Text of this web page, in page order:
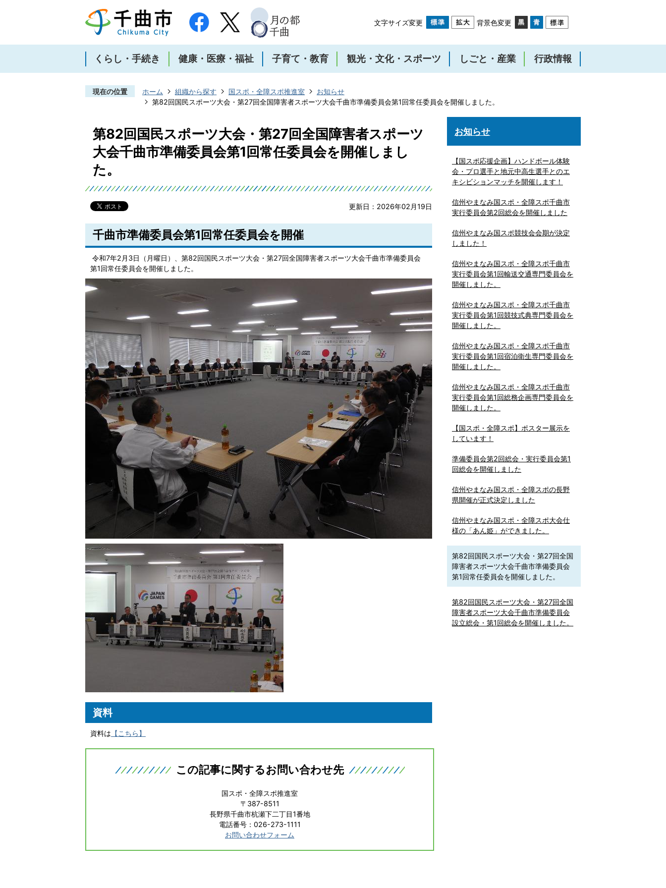
文字サイズ変更 背景色変更
くらし・手続き 健康・医療・福祉 子育て・教育 観光・文化・スポーツ しごと・産業 行政情報
現在の位置 ホーム 組織から探す 国スポ・全障スポ推進室
お知らせ
第82回国民スポーツ大会・第27回全国障害者スポーツ大会千曲市準備委員会第1回常任委員会を開催しました。
第82回国民スポーツ大会・第27回全国障害者スポーツ
大会千曲市準備委員会第1回常任委員会を開催しまし
た。
更新日：2026年02月19日
千曲市準備委員会第1回常任委員会を開催
令和7年2月3日（月曜日）、第82回国民スポーツ大会・第27回全国障害者スポーツ大会千曲市準備委員会
第1回常任委員会を開催しました。
資料
資料は 【こちら】
この記事に関するお問い合わせ先
国スポ・全障スポ推進室
〒387-8511
長野県千曲市杭瀬下二丁目1番地
電話番号：026-273-1111
お問い合わせフォーム
お知らせ
【国スポ応援企画】ハンドボール体験
会・プロ選手と地元中高生選手とのエ
キシビションマッチを開催します！
信州やまなみ国スポ・全障スポ千曲市
実行委員会第2回総会を開催しました
信州やまなみ国スポ競技会会期が決定
しました！
信州やまなみ国スポ・全障スポ千曲市
実行委員会第1回輸送交通専門委員会を
開催しました。
信州やまなみ国スポ・全障スポ千曲市
実行委員会第1回競技式典専門委員会を
開催しました。
信州やまなみ国スポ・全障スポ千曲市
実行委員会第1回宿泊衛生専門委員会を
開催しました。
信州やまなみ国スポ・全障スポ千曲市
実行委員会第1回総務企画専門委員会を
開催しました。
【国スポ・全障スポ】ポスター展示を
しています！
準備委員会第2回総会・実行委員会第1
回総会を開催しました
信州やまなみ国スポ・全障スポの長野
県開催が正式決定しました
信州やまなみ国スポ・全障スポ大会仕
様の「あん姫」ができました。
第82回国民スポーツ大会・第27回全国
障害者スポーツ大会千曲市準備委員会
第1回常任委員会を開催しました。
第82回国民スポーツ大会・第27回全国
障害者スポーツ大会千曲市準備委員会
設立総会・第1回総会を開催しました。